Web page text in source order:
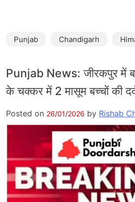
Punjab Chandigarh
Punjab News: जीरकपुर में
के चक्कर में 2 मासूम बच्चों की
Posted on 26/01/2026 by Rishab